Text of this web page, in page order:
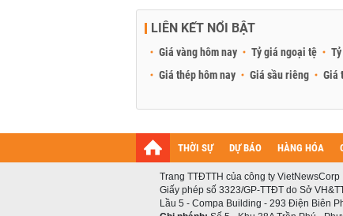
LIÊN KẾT NỔI BẬT
Giá vàng hôm nay Tỷ giá ngoại tệ
Giá thép hôm nay
Giá sầu riêng Giá
THỜI SỰ DỰ BÁO HÀNG HÓA
Trang TTĐTTH của công ty VietNewsCorp
Giấy phép số 3323/GP-TTĐT do Sở
Lầu 5 - Compa Building - 293 Điện Biên